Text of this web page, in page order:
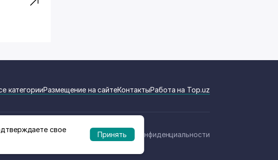
категорииРазмещение на сайтеКонтактыРабота на Top.uz
Политика конфиденциальности
свое
Принять